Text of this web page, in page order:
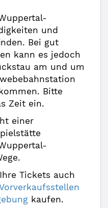
und
Bei gut
kann es jedoch
am und um
Bitte
Zeit ein.
einer
Tickets auch
kaufen.